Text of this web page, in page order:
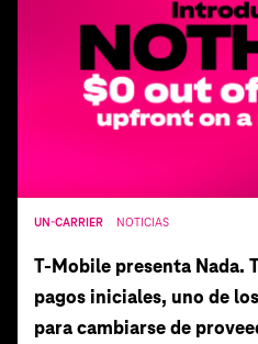
UN-CARRIER NOTICIAS
T‑Mobile presenta Nada.
pagos iniciales, uno de
para cambiarse de